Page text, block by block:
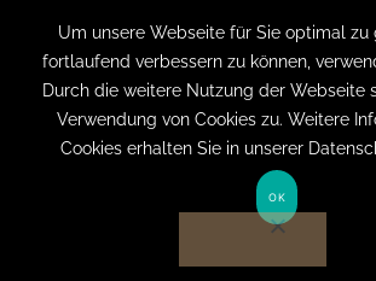
+49 (0) 151 19079060
bertram.de
Anmelden auf Website
Um unsere Webseite für Sie optimal zu
fortlaufend verbessern zu können,
Durch die weitere Nutzung der Webseite
Verwendung von Cookies zu. Weitere
Cookies erhalten Sie in unserer
OK